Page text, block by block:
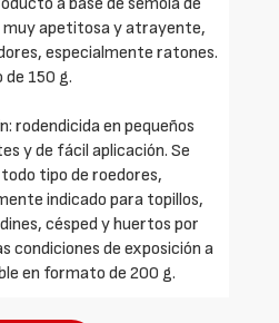
muy apetitosa y atrayente,
especialmente ratones.
150 g.
rodendicida en pequeños
y de fácil aplicación. Se
tipo de roedores,
indicado para topillos,
césped y huertos por
condiciones de exposición a
en formato de 200 g.